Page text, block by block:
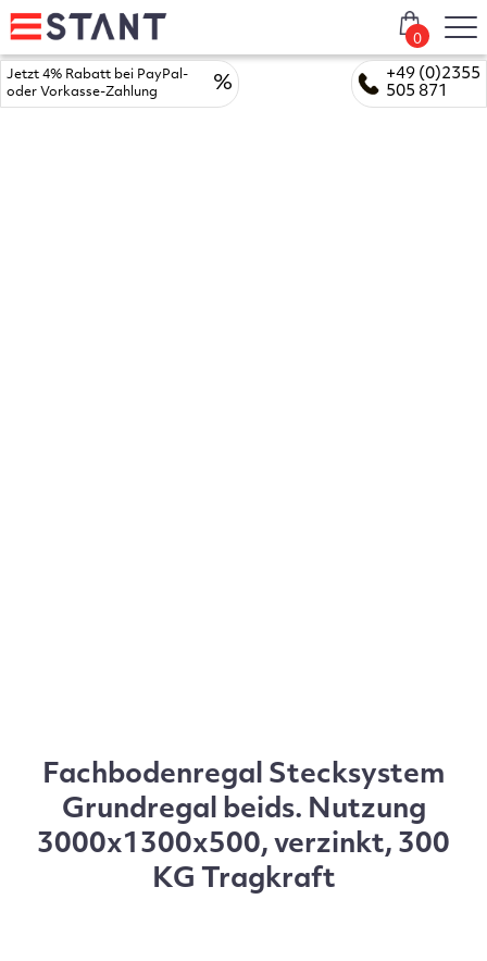
+49 (0)2355
505 871
Jetzt 4% Rabatt bei PayPal-
oder Vorkasse-Zahlung
%
0
Fachbodenregal Stecksystem
Grundregal beids. Nutzung
3000x1300x500, verzinkt, 300
KG Tragkraft